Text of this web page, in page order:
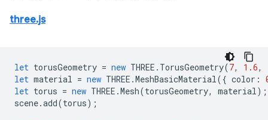
three.js
let torusGeometry = new THREE . TorusGeometry(7, 1.6,
let material = new THREE .MeshBasicMaterial({ color :
let torus = new THREE .Mesh(torusGeometry, material);
scene.add(torus);